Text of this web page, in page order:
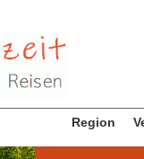
Region